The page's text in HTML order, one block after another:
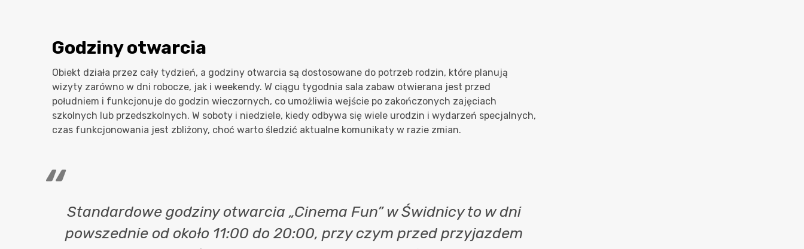
Godziny otwarcia
Obiekt działa przez cały tydzień, a godziny otwarcia są dostosowane do potrzeb rodzin, które planują
wizyty zarówno w dni robocze, jak i weekendy. W ciągu tygodnia sala zabaw otwierana jest przed
południem i funkcjonuje do godzin wieczornych, co umożliwia wejście po zakończonych zajęciach
szkolnych lub przedszkolnych. W soboty i niedziele, kiedy odbywa się wiele urodzin i wydarzeń specjalnych,
czas funkcjonowania jest zbliżony, choć warto śledzić aktualne komunikaty w razie zmian.
Standardowe godziny otwarcia „Cinema Fun” w Świdnicy to w dni
powszednie od około 11:00 do 20:00, przy czym przed przyjazdem